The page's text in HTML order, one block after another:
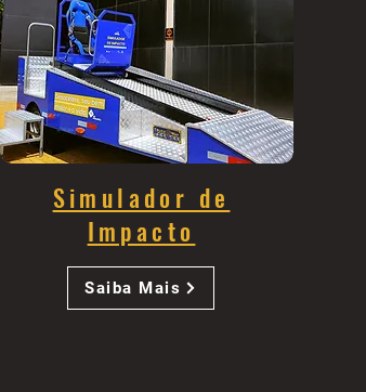
Simulador de
Impacto
Saiba Mais